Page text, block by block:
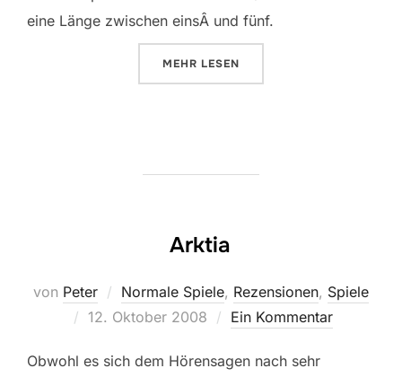
eine Länge zwischen einsÂ und fünf.
MEHR ÜBER „ZACK & PACK“
LESEN
Arktia
von Peter Normale Spiele, Rezensionen, Spiele
Veröffentlicht
12. Oktober 2008 Ein Kommentar
Obwohl es sich dem Hörensagen nach sehr